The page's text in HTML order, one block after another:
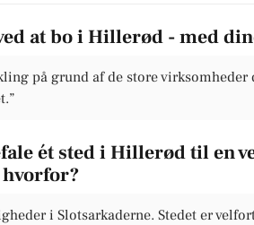
at bo i Hillerød - med
på grund af de store virksomheder
ét sted i Hillerød til en
i Slotsarkaderne. Stedet er